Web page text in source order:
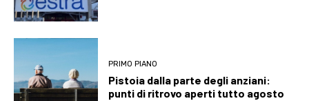
PRIMO PIANO
Pistoia dalla parte degli anziani:
punti di ritrovo aperti tutto agosto